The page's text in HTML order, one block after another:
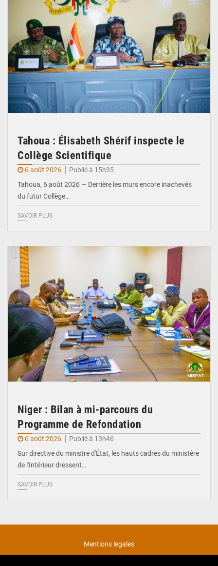
Tahoua : Élisabeth Shérif inspecte le
Collège Scientifique
6 août 2026
Publié à 15h35
Tahoua, 6 août 2026 — Derrière les murs encore inachevés
du futur Collège…
SAVOIR PLUS
Niger : Bilan à mi-parcours du
Programme de Refondation
6 août 2026
Publié à 13h46
Sur directive du ministre d'État, les hauts cadres du ministère
de l'Intérieur dressent…
SAVOIR PLUS
Mentions legales